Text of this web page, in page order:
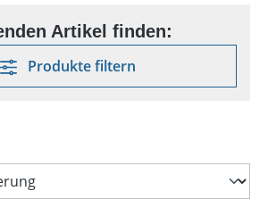
Produkte filtern